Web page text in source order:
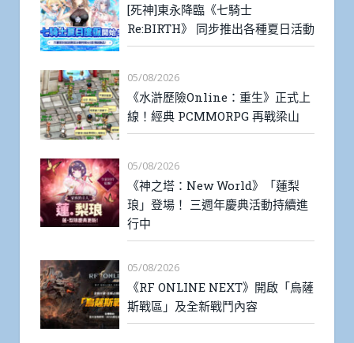
[死神]東永降臨《七騎士
Re:BIRTH》 同步推出各種夏日活動
05/08/2026
《水滸歷險Online：重生》正式上
線！經典 PCMMORPG 再戰梁山
05/08/2026
《神之塔：New World》「蓮梨
琅」登場！ 三週年慶典活動持續進
行中
05/08/2026
《RF ONLINE NEXT》開啟「烏薩
斯戰區」及全新戰鬥內容